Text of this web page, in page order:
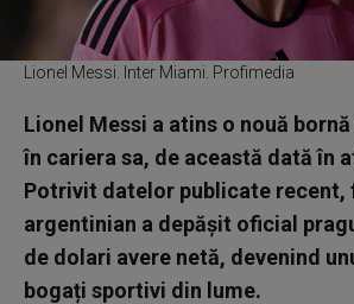
Lionel Messi. Inter Miami. Profimedia
Lionel Messi a atins o nouă
în cariera sa, de această dată în
Potrivit datelor publicate
argentinian a depășit oficial
de dolari avere netă, devenind
bogați sportivi din lume.